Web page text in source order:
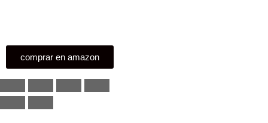
comprar en amazon